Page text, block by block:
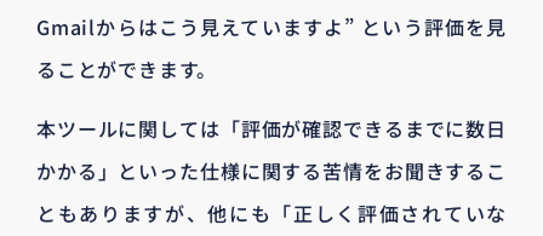
Gmailからはこう見えていますよ” という評価を見
ることができます。
本ツールに関しては「評価が確認できるまでに数日
かかる」といった仕様に関する苦情をお聞きするこ
ともありますが、他にも「正しく評価されていな